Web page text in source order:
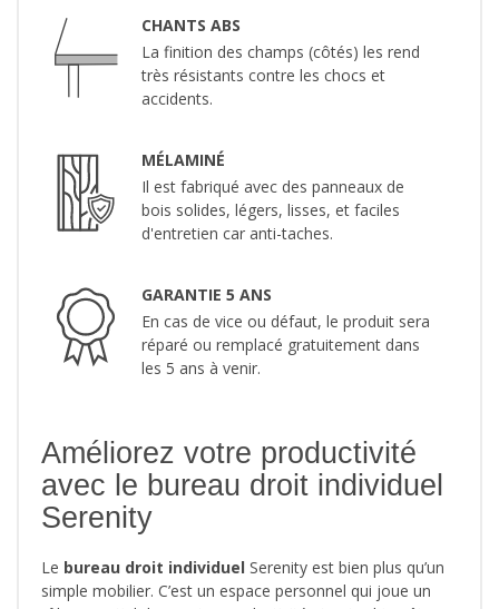
CHANTS ABS
La finition des champs (côtés) les rend
très résistants contre les chocs et
accidents.
MÉLAMINÉ
Il est fabriqué avec des panneaux de
bois solides, légers, lisses, et faciles
d'entretien car anti-taches.
GARANTIE 5 ANS
En cas de vice ou défaut, le produit sera
réparé ou remplacé gratuitement dans
les 5 ans à venir.
Améliorez votre productivité
avec le bureau droit individuel
Serenity
Le bureau droit individuel Serenity est bien plus qu’un
simple mobilier. C’est un espace personnel qui joue un